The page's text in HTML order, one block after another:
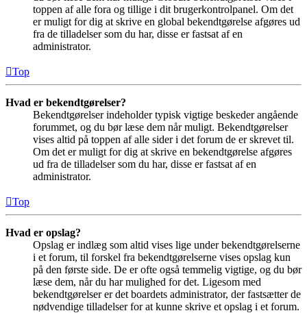
toppen af alle fora og tillige i dit brugerkontrolpanel. Om det
er muligt for dig at skrive en global bekendtgørelse afgøres ud
fra de tilladelser som du har, disse er fastsat af en
administrator.
Top
Hvad er bekendtgørelser?
Bekendtgørelser indeholder typisk vigtige beskeder angående
forummet, og du bør læse dem når muligt. Bekendtgørelser
vises altid på toppen af alle sider i det forum de er skrevet til.
Om det er muligt for dig at skrive en bekendtgørelse afgøres
ud fra de tilladelser som du har, disse er fastsat af en
administrator.
Top
Hvad er opslag?
Opslag er indlæg som altid vises lige under bekendtgørelserne
i et forum, til forskel fra bekendtgørelserne vises opslag kun
på den første side. De er ofte også temmelig vigtige, og du bør
læse dem, når du har mulighed for det. Ligesom med
bekendtgørelser er det boardets administrator, der fastsætter de
nødvendige tilladelser for at kunne skrive et opslag i et forum.